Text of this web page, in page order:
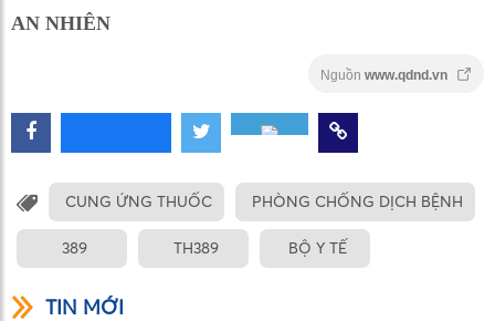
AN NHIÊN
Nguồn www.qdnd.vn
CUNG ỨNG THUỐC PHÒNG CHỐNG DỊCH BỆNH
389 TH389 BỘ Y TẾ
TIN MỚI